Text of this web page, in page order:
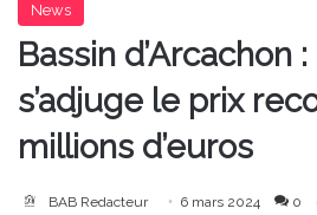
News
Bassin d’Arcachon
s’adjuge le prix
millions d’euros
BAB Redacteur 6 mars 2024 0